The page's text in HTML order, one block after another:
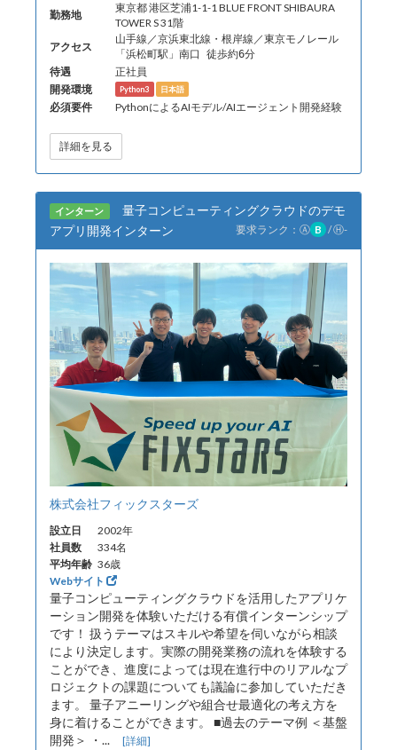
勤務地
東京都 港区芝浦1-1-1 BLUE FRONT SHIBAURA
TOWER S 31階
アクセス
山手線／京浜東北線・根岸線／東京モノレール
「浜松町駅」南口 徒歩約6分
待遇
正社員
開発環境
Python3 日本語
必須要件 PythonによるAIモデル/AIエージェント開発経験
詳細を見る
インターン
量子コンピューティングクラウドのデモ
アプリ開発インターン
要求ランク： Ⓐ B /Ⓗ-
株式会社フィックスターズ
設立日
2002年
社員数
334名
平均年齢 36歳
Webサイト
量子コンピューティングクラウドを活用したアプリケ
ーション開発を体験いただける有償インターンシップ
です！ 扱うテーマはスキルや希望を伺いながら相談
により決定します。実際の開発業務の流れを体験する
ことができ、進度によっては現在進行中のリアルなプ
ロジェクトの課題についても議論に参加していただき
ます。 量子アニーリングや組合せ最適化の考え方を
身に着けることができます。 ■過去のテーマ例 ＜基盤
開発＞ ・... [詳細]